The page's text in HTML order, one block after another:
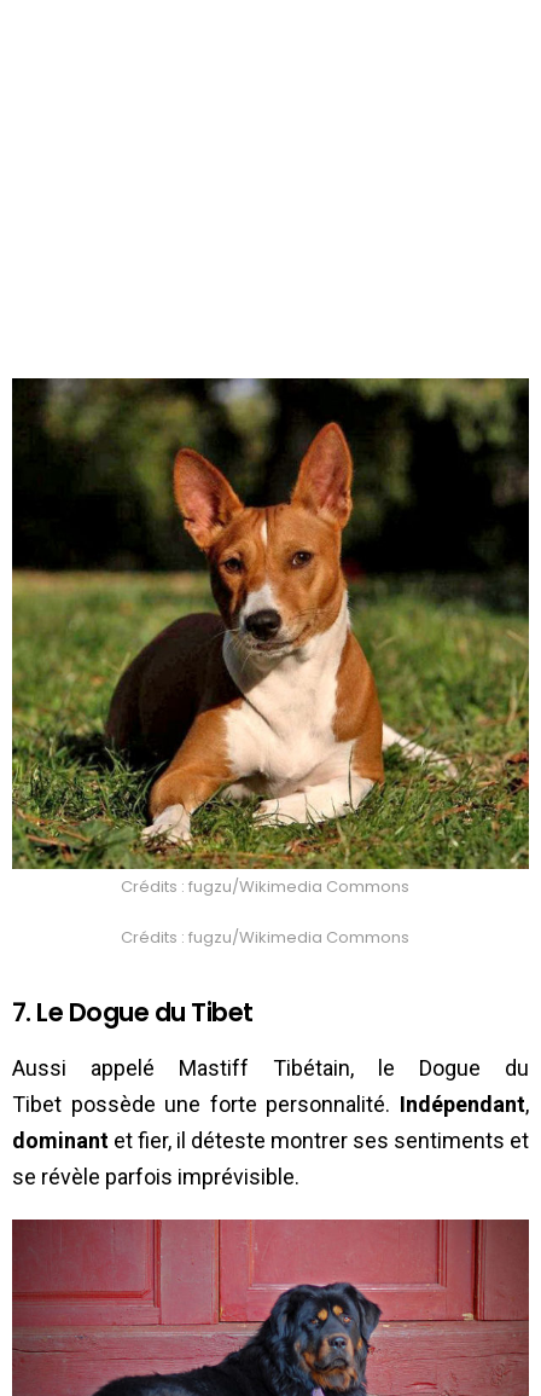
Crédits : fugzu/Wikimedia Commons
Crédits : fugzu/Wikimedia Commons
7. Le Dogue du Tibet
Aussi appelé Mastiff Tibétain, le Dogue du
Tibet possède une forte personnalité. Indépendant,
dominant et fier, il déteste montrer ses sentiments et
se révèle parfois imprévisible.